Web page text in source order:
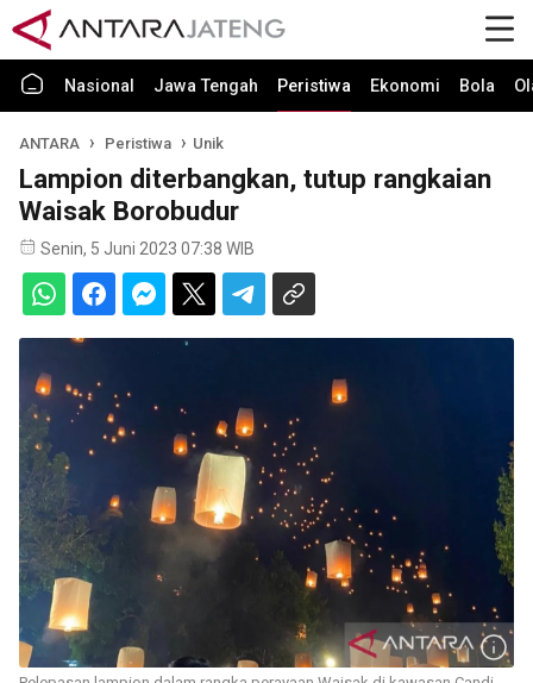
Nasional Jawa Tengah Peristiwa Ekonomi Bola
ANTARA Peristiwa Unik
Lampion diterbangkan, tutup rangkaian
Waisak Borobudur
Senin, 5 Juni 2023 07:38 WIB